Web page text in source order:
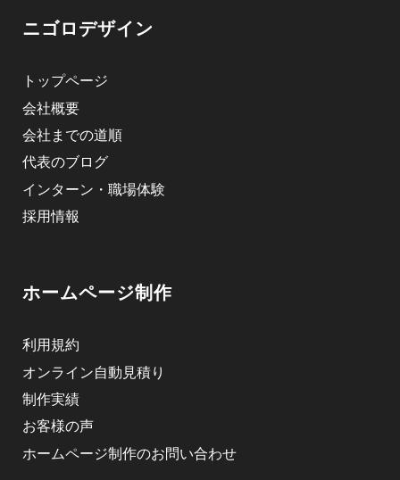
ニゴロデザイン
トップページ
会社概要
会社までの道順
代表のブログ
インターン・職場体験
採用情報
ホームページ制作
利用規約
オンライン自動見積り
制作実績
お客様の声
ホームページ制作のお問い合わせ